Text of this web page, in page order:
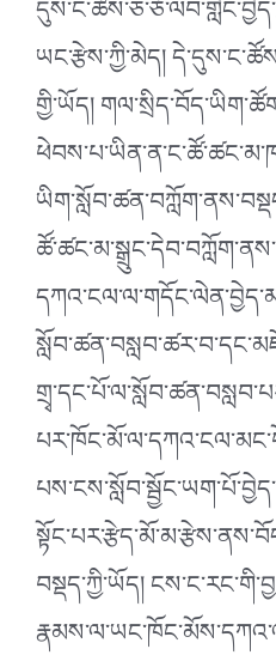
ཡང་རྩེས་ཀྱི་མེད།
གྱི་ཡོད།
བསྡད་ཀྱི་ཡོད།